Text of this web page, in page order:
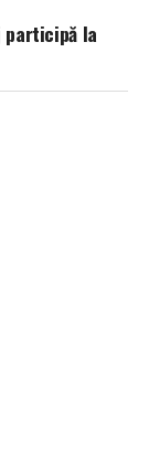
participă la